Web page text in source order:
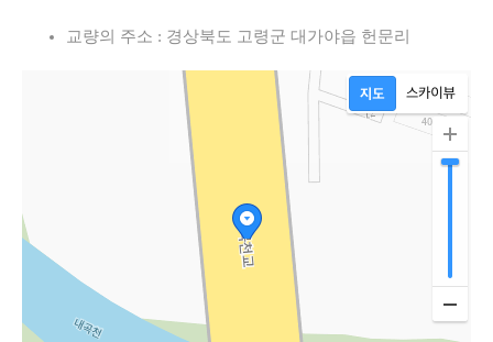
교량의 주소 : 경상북도 고령군 대가야읍 헌문리